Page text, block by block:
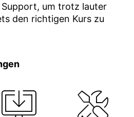
um trotz lauter
den richtigen Kurs zu